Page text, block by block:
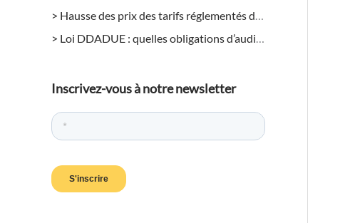
r
Hausse des prix des tarifs réglementés de l’électricité en août 2026 : quels impacts pour les entreprises ?
Loi DDADUE : quelles obligations d’audit énergétique pour les entreprises ?
Inscrivez-vous à notre newsletter